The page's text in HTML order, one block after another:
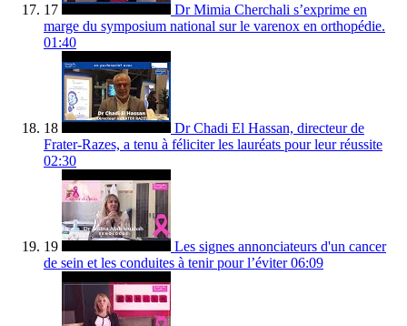
17
Dr Mimia Cherchali s’exprime en
marge du symposium national sur le varenox en orthopédie.
01:40
18
Dr Chadi El Hassan, directeur de
Frater-Razes, a tenu à féliciter les lauréats pour leur réussite
02:30
19
Les signes annonciateurs d'un cancer
de sein et les conduites à tenir pour l’éviter 06:09